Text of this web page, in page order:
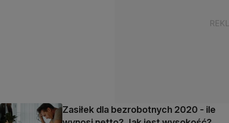
Zasiłek dla bezrobotnych 2020 - ile